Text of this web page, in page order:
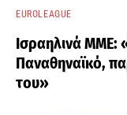
EUROLEAGUE
Ισραηλινά ΜΜΕ:
Παναθηναϊκό,
του»